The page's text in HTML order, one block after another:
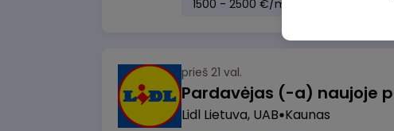
1500 - 2500 €/mėn. Prieš mokesčius
prieš 21 val.
Lidl Lietuva, UAB Kaunas